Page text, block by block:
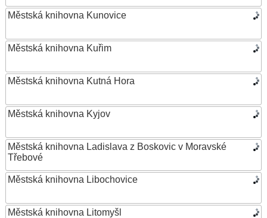
Městská knihovna Kunovice
Městská knihovna Kuřim
Městská knihovna Kutná Hora
Městská knihovna Kyjov
Městská knihovna Ladislava z Boskovic v Moravské
Třebové
Městská knihovna Libochovice
Městská knihovna Litomyšl